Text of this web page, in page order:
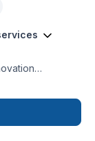
toiture,